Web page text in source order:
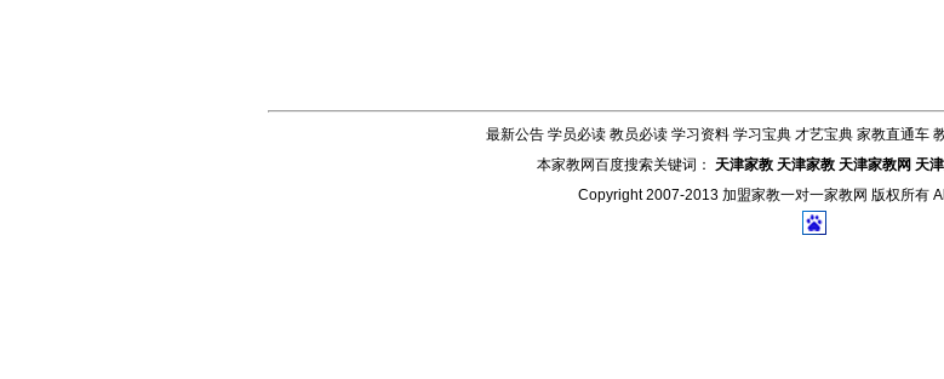
最新公告 学员必读 教员必读 学习资料 学习宝典 才艺宝典 家教直通车
本家教网百度搜索关键词：
天津家教 天津家教 天津家教网 天
Copyright 2007-2013 加盟家教一对一家教网 版权所有